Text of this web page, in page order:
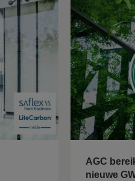
AGC
nieuwe